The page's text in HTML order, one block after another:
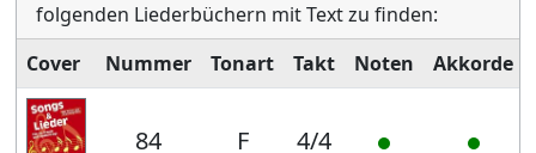
folgenden Liederbüchern mit Text zu finden:
Cover
Nummer Tonart Takt Noten Akkorde
84 F 4/4